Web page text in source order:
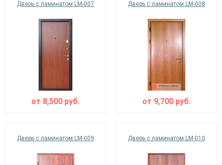
Дверь с ламинатом LM-007
от 8,500 руб.
Дверь с ламинатом LM-008
от 9,700 руб.
Дверь с ламинатом LM-009 Дверь с ламинатом LM-010